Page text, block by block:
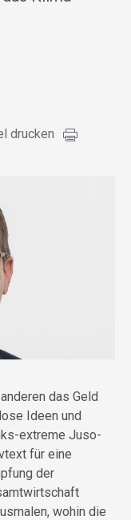
drucken
das Geld
Ideen und
extreme Juso-
für eine
der
wohin die